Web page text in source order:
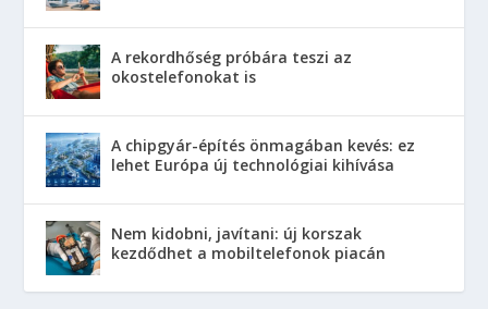
A rekordhőség próbára teszi az
okostelefonokat is
A chipgyár-építés önmagában kevés: ez
lehet Európa új technológiai kihívása
Nem kidobni, javítani: új korszak
kezdődhet a mobiltelefonok piacán